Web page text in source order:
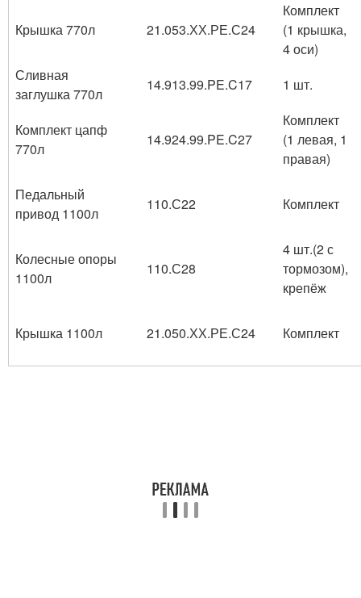
Крышка 770л 21.053.ХХ.РЕ.С24
Комплект
(1 крышка,
4 оси)
Сливная
заглушка 770л
14.913.99.PE.C17 1 шт.
Комплект цапф
770л
14.924.99.PE.C27
Комплект
(1 левая, 1
правая)
Педальный
привод 1100л
110.С22 Комплект
Колесные опоры
1100л
110.С28
4 шт.(2 с
тормозом),
крепёж
Крышка 1100л 21.050.ХХ.РЕ.С24 Комплект